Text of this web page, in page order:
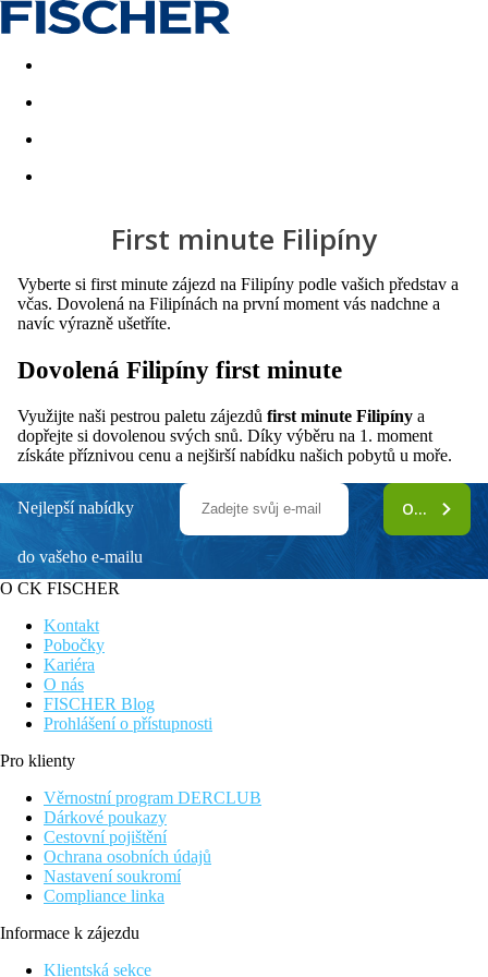
Akční nabídky Last minute
First minute Filipíny
Vyberte si first minute zájezd na Filipíny podle vašich představ a
včas. Dovolená na Filipínách na první moment vás nadchne a
navíc výrazně ušetříte.
Dovolená Filipíny first minute
Využijte naši pestrou paletu zájezdů first minute Filipíny a
dopřejte si dovolenou svých snů. Díky výběru na 1. moment
získáte příznivou cenu a nejširší nabídku našich pobytů u moře.
Nejlepší nabídky
do vašeho e-mailu
ODEBÍRAT
O CK FISCHER
Kontakt
Pobočky
Kariéra
O nás
FISCHER Blog
Prohlášení o přístupnosti
Pro klienty
Věrnostní program DERCLUB
Dárkové poukazy
Cestovní pojištění
Ochrana osobních údajů
Nastavení soukromí
Compliance linka
Informace k zájezdu
Klientská sekce